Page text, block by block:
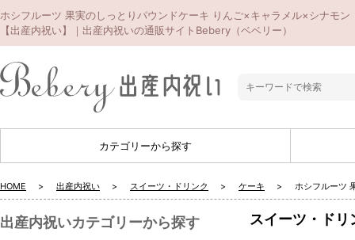
ホシフルーツ 果実のしっとりパウンドケーキ りんご×キャラメル×シナモン
【出産内祝い】｜出産内祝いの通販サイトBebery（ベベリー）
カテゴリーから探す
HOME 出産内祝い スイーツ・ドリンク ケーキ ホシフルーツ
スイーツ・ドリ
出産内祝いカテゴリーから探す